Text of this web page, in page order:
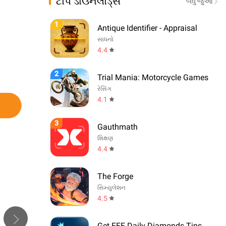
1 Antique Identifier - Appraisal
સાધનો
4.4
2 Trial Mania: Motorcycle Games
રેસિંગ
4.1
3 Gauthmath
શિક્ષણ
4.4
The Forge
સિમ્યુલેશન
4.5